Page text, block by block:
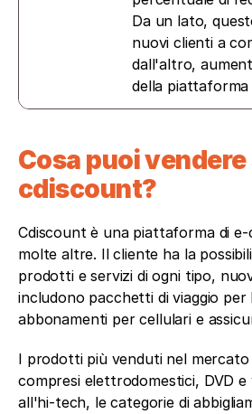
Da un lato,
nuovi clienti a
dall'altro,
della piattaforma
Cosa puoi vendere
cdiscount?
Cdiscount è una piattaforma di
molte altre. Il cliente ha la
prodotti e servizi di ogni tipo,
includono pacchetti di viaggio per
abbonamenti per cellulari e
I prodotti più venduti nel
compresi elettrodomestici, DVD e
all'hi-tech, le categorie di